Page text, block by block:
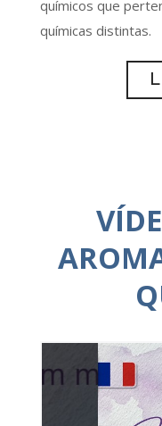
químicos que
químicas distintas.